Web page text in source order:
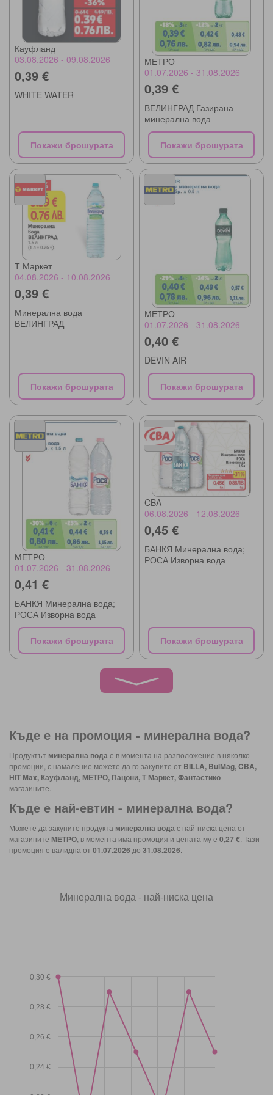
Кауфланд
03.08.2026 - 09.08.2026
0,39 €
WHITE WATER
Покажи брошурата
МЕТРО
01.07.2026 - 31.08.2026
0,39 €
ВЕЛИНГРАД Газирана
минерална вода
Покажи брошурата
Т Маркет
04.08.2026 - 10.08.2026
0,39 €
Минерална вода
ВЕЛИНГРАД
Покажи брошурата
МЕТРО
01.07.2026 - 31.08.2026
0,40 €
DEVIN AIR
Покажи брошурата
МЕТРО
01.07.2026 - 31.08.2026
0,41 €
БАНКЯ Минерална вода;
РОСА Изворна вода
Покажи брошурата
CBA
06.08.2026 - 12.08.2026
0,45 €
БАНКЯ Минерална вода;
РОСА Изворна вода
Покажи брошурата
Къде е на промоция - минерална вода?
Продуктът минерална водае в момента на разположение в няколко
промоции, с намаление можете да го закупите от BILLA, BulMag, CBA,
HIT Max, Кауфланд, МЕТРО, Пацони, Т Маркет, Фантастико
магазините.
Къде е най-евтин - минерална вода?
Можете да закупите продукта минерална водас най-ниска цена от
магазините МЕТРО , в момента има промоция и цената му е 0,27 € . Тази
промоция е валидна от 01.07.2026 до 31.08.2026
Минерална вода - най-ниска цена
0,24 €
0,26 €
0,28 €
0,30 €